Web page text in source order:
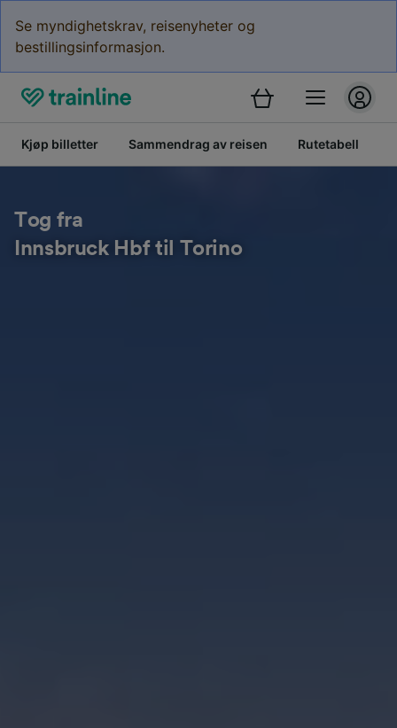
Se myndighetskrav, reisenyheter og
bestillingsinformasjon.
Kjøp billetter Sammendrag av reisen Rutetabell
Tog fra
Innsbruck Hbf til Torino